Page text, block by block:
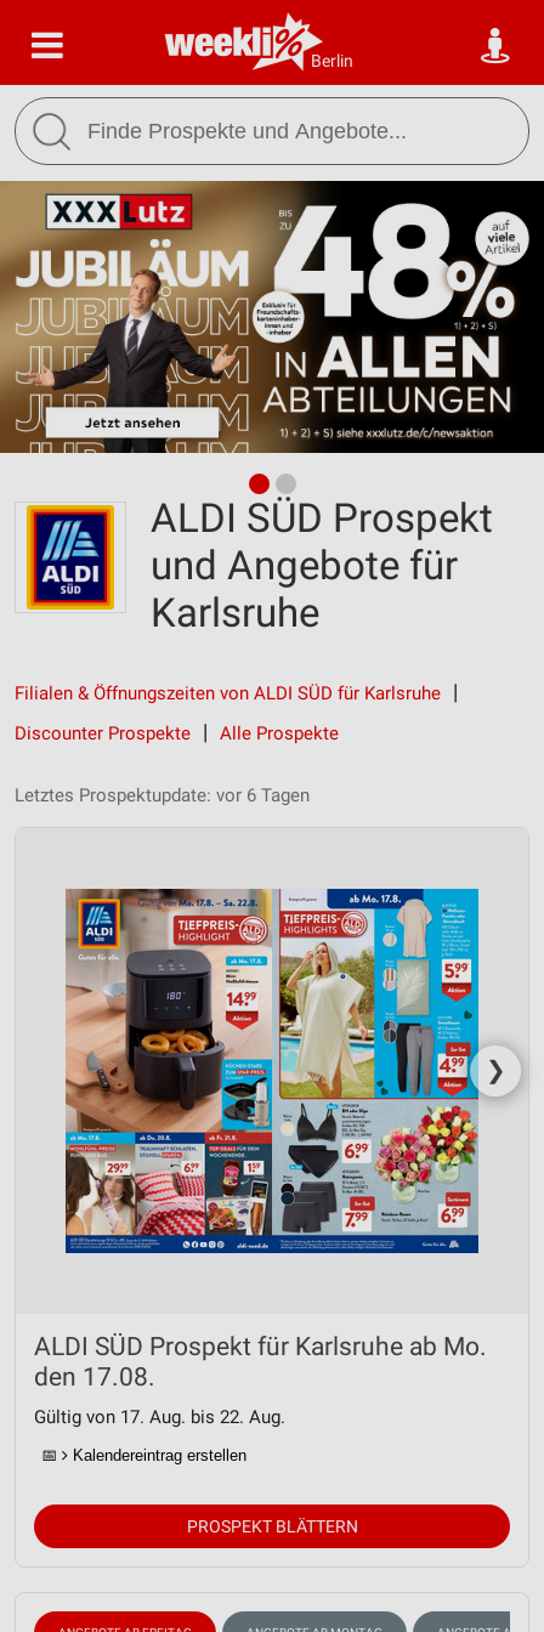
Berlin
ALDI SÜD Prospekt
und Angebote für
Karlsruhe
Filialen & Öffnungszeiten von ALDI SÜD für Karlsruhe
Discounter Prospekte
Alle Prospekte
Letztes Prospektupdate: vor 6 Tagen
❯
ALDI SÜD Prospekt für Karlsruhe ab Mo.
den 17.08.
Gültig von 17. Aug. bis 22. Aug.
📅 Kalendereintrag erstellen
PROSPEKT BLÄTTERN